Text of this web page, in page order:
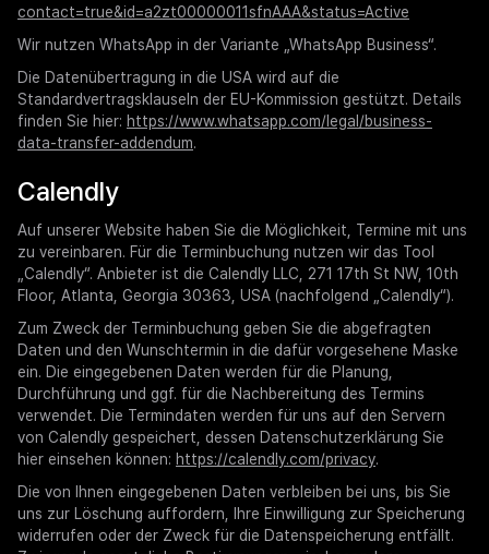
contact=true&id=a2zt00000011sfnAAA&status=Active
Wir nutzen WhatsApp in der Variante „WhatsApp Business“.
Die Datenübertragung in die USA wird auf die
Standardvertragsklauseln der EU-Kommission gestützt. Details
finden Sie hier: https://www.whatsapp.com/legal/business-
data-transfer-addendum.
Calendly
Auf unserer Website haben Sie die Möglichkeit, Termine mit uns
zu vereinbaren. Für die Terminbuchung nutzen wir das Tool
„Calendly“. Anbieter ist die Calendly LLC, 271 17th St NW, 10th
Floor, Atlanta, Georgia 30363, USA (nachfolgend „Calendly“).
Zum Zweck der Terminbuchung geben Sie die abgefragten
Daten und den Wunschtermin in die dafür vorgesehene Maske
ein. Die eingegebenen Daten werden für die Planung,
Durchführung und ggf. für die Nachbereitung des Termins
verwendet. Die Termindaten werden für uns auf den Servern
von Calendly gespeichert, dessen Datenschutzerklärung Sie
hier einsehen können: https://calendly.com/privacy.
Die von Ihnen eingegebenen Daten verbleiben bei uns, bis Sie
uns zur Löschung auffordern, Ihre Einwilligung zur Speicherung
widerrufen oder der Zweck für die Datenspeicherung entfällt.